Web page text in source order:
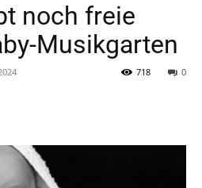
noch freie
Musikgarten
0
718